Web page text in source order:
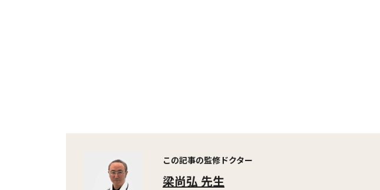
この記事の監修ドクター
梁尚弘 先生